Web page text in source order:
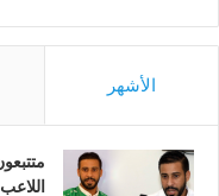
الأشهر